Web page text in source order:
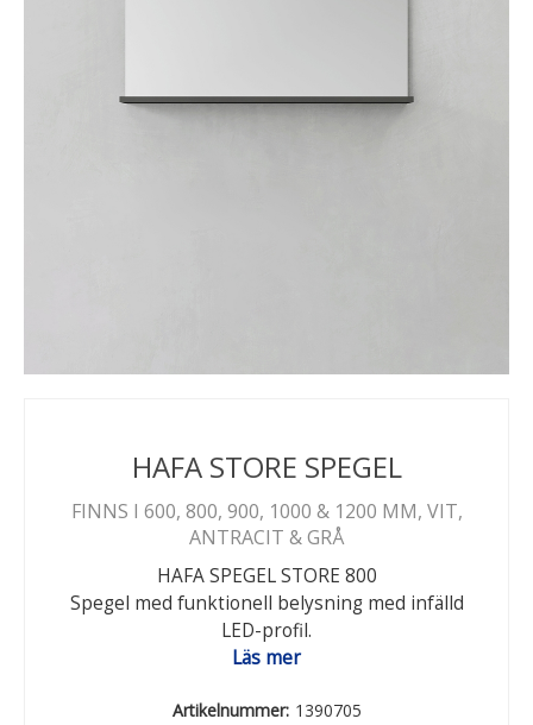
HAFA STORE SPEGEL
FINNS I 600, 800, 900, 1000 & 1200 MM, VIT,
ANTRACIT & GRÅ
HAFA SPEGEL STORE 800
Spegel med funktionell belysning med infälld
LED-profil.
Läs mer
Artikelnummer: 1390705